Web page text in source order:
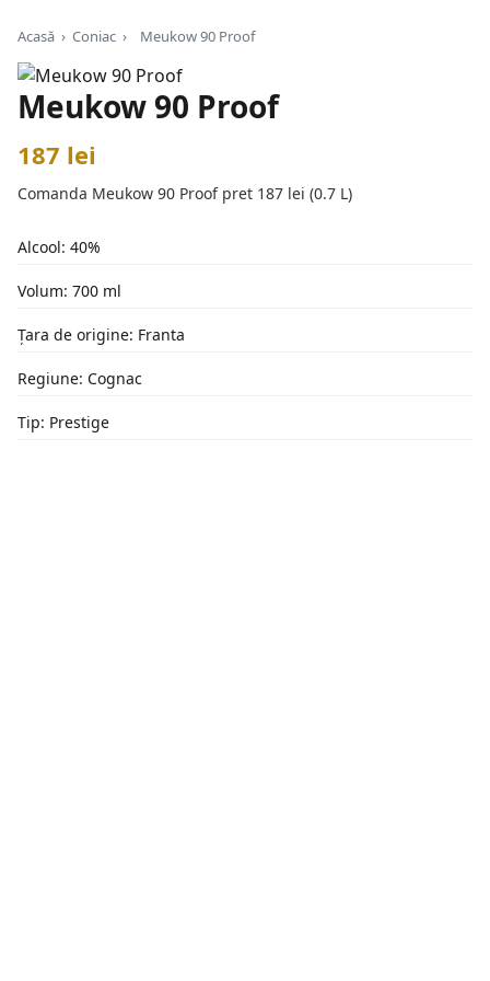
Acasă › Coniac › Meukow 90 Proof
Meukow 90 Proof
187 lei
Comanda Meukow 90 Proof pret 187 lei (0.7 L)
Alcool: 40%
Volum: 700 ml
Țara de origine: Franta
Regiune: Cognac
Tip: Prestige